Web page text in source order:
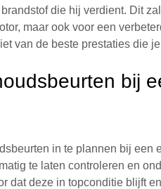
die hij verdient. Dit
maar ook voor een
van de beste prestaties die
bij
in te plannen bij een
te laten controleren en
dat deze in topconditie blijft